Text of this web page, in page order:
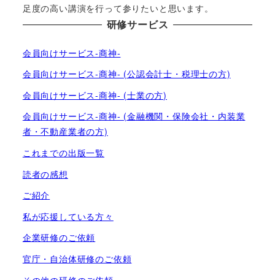
足度の高い講演を行って参りたいと思います。
研修サービス
会員向けサービス-商神-
会員向けサービス-商神- (公認会計士・税理士の方)
会員向けサービス-商神- (士業の方)
会員向けサービス-商神- (金融機関・保険会社・内装業
者・不動産業者の方)
これまでの出版一覧
読者の感想
ご紹介
私が応援している方々
企業研修のご依頼
官庁・自治体研修のご依頼